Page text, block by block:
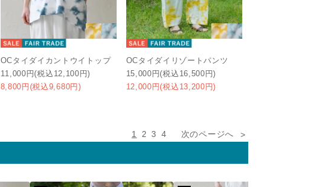
OCタイダイカントウイトップ
11,000円(税込12,100円)
8,800円(税込9,680円)
OCタイダイリゾートパンツ
15,000円(税込16,500円)
12,000円(税込13,200円)
1 2 3 4 次のページへ